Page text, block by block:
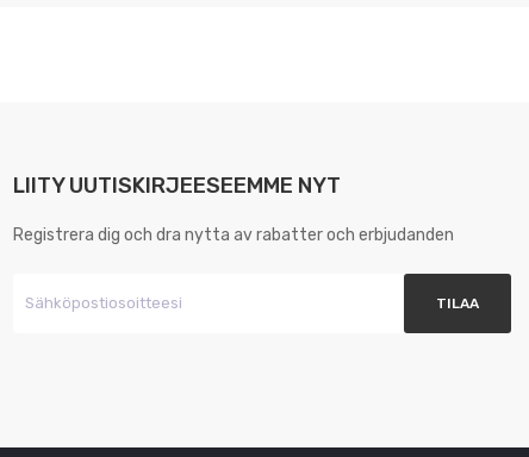
LIITY UUTISKIRJEESEEMME NYT
Registrera dig och dra nytta av rabatter och erbjudanden